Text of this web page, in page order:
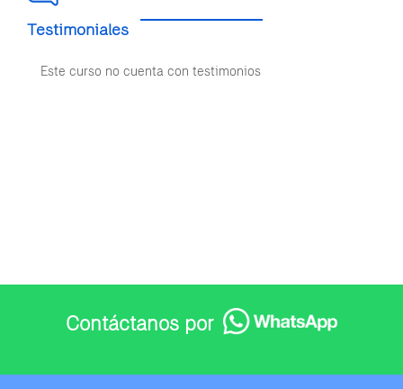
Testimoniales
Este curso no cuenta con testimonios
Contáctanos por